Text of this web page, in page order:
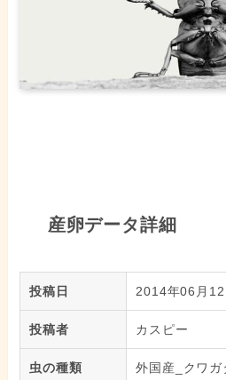
産卵データ詳細
投稿日 2014年06月12
投稿者 カスピー
虫の種類 外国産_クワガ